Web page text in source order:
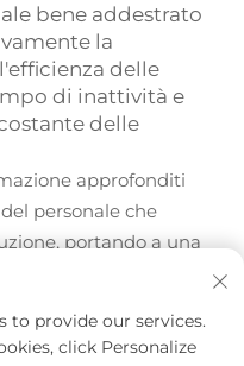
bene addestrato
la
delle
di inattività e
delle
approfonditi
personale che
portando a una
di miglior qualità.
to provide our services.
click Personalize